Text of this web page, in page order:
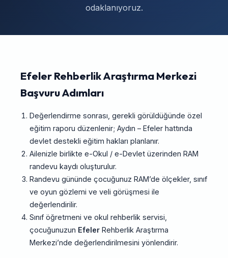
odaklanıyoruz.
Efeler Rehberlik Araştırma Merkezi
Başvuru Adımları
Değerlendirme sonrası, gerekli görüldüğünde özel
eğitim raporu düzenlenir; Aydın – Efeler hattında
devlet destekli eğitim hakları planlanır.
Ailenizle birlikte e-Okul / e-Devlet üzerinden RAM
randevu kaydı oluşturulur.
Randevu gününde çocuğunuz RAM’de ölçekler, sınıf
ve oyun gözlemi ve veli görüşmesi ile
değerlendirilir.
Sınıf öğretmeni ve okul rehberlik servisi,
çocuğunuzun EfelerRehberlik Araştırma
Merkezi’nde değerlendirilmesini yönlendirir.